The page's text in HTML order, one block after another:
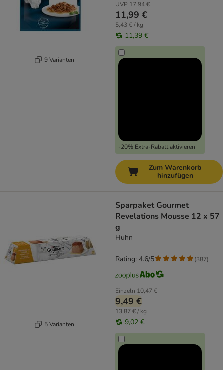
9 Varianten
UVP 17,94 €
11,99 €
5,43 € / kg
11,39 €
-20% Extra-Rabatt aktivieren
Zum Warenkorb
hinzufügen
5 Varianten
Sparpaket Gourmet
Revelations Mousse 12 x 57
g
Huhn
Einzeln 10,47 €
9,49 €
13,87 € / kg
9,02 €
Rating: 4.6/5 (387)